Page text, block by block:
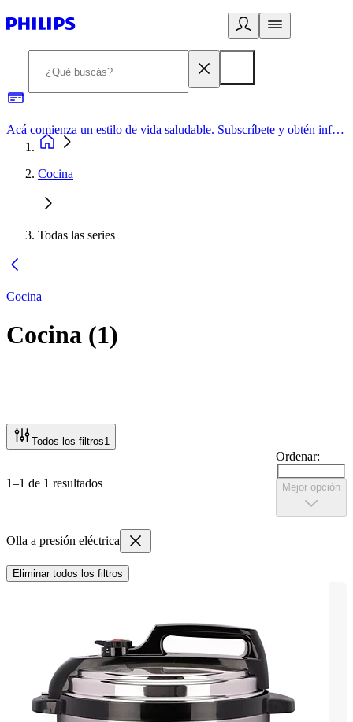
Acá comienza un estilo de vida saludable. Subscríbete y obtén información de primera mano
Cocina
Todas las series
Cocina
Cocina (1)
Todos los filtros1
1–1 de 1 resultados
Ordenar:
Mejor opción
Olla a presión eléctrica
Eliminar todos los filtros